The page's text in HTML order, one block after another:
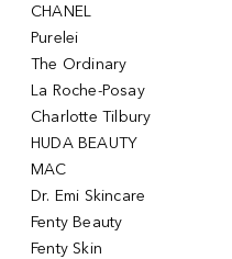
CHANEL
Purelei
The Ordinary
La Roche-Posay
Charlotte Tilbury
HUDA BEAUTY
MAC
Dr. Emi Skincare
Fenty Beauty
Fenty Skin